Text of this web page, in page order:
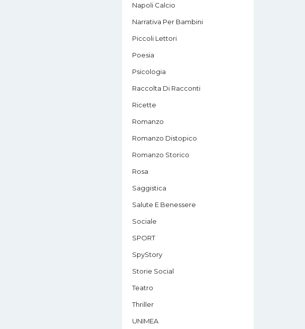
Napoli Calcio
Narrativa Per Bambini
Piccoli Lettori
Poesia
Psicologia
Raccolta Di Racconti
Ricette
Romanzo
Romanzo Distopico
Romanzo Storico
Rosa
Saggistica
Salute E Benessere
Sociale
SPORT
SpyStory
Storie Social
Teatro
Thriller
UNIMEA